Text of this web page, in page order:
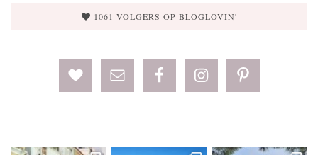
1061 VOLGERS OP BLOGLOVIN'